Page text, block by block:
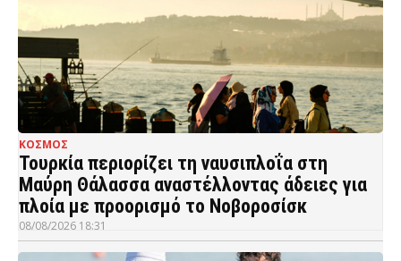
ΚΟΣΜΟΣ
Τουρκία περιορίζει τη ναυσιπλοΐα στη
Μαύρη Θάλασσα αναστέλλοντας άδειες για
πλοία με προορισμό το Νοβοροσίσκ
08/08/2026 18:31